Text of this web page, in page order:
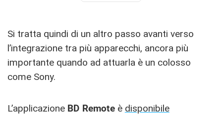
Si tratta quindi di un altro passo avanti verso
l’integrazione tra più apparecchi, ancora più
importante quando ad attuarla è un colosso
come Sony.
L’applicazione BD Remoteè disponibile